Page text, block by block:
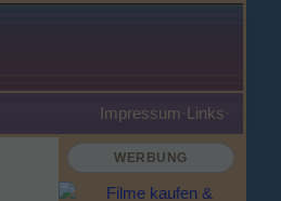
Impressum ·Links·
WERBUNG